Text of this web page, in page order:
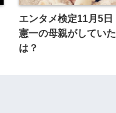
エンタメ検定11月5日
憲一の母親がしてい
は？